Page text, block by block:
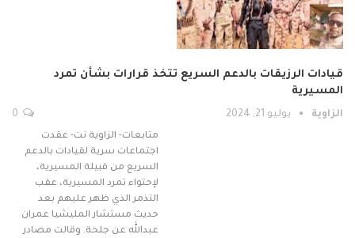
قيادات الرزيقات بالدعم السريع تتخذ قرارات بشأن تمرد
المسيرية
الزاوية يوليو 21, 2024
متابعات- الزاوية نت- عقدت
اجتماعات سرية لقيادات بالدعم
السريع من قبيلة المسيرية،
لإحتواء تمرد المسيرية، عقب
التذمر الذي ظهر عليهم بعد
حديث مستشار المليشيا عمران
عبدالله عن جلحة. وقالت مصادر